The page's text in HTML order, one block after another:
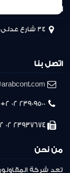
34 شارع عدلى - القاهرة
اتصل بنا
23909500 02 2+
23937674 02 2+
من نحن
تعد شركة